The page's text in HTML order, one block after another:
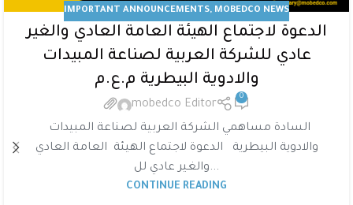
IMPORTANT ANNOUNCEMENTS, MOBEDCO NEWS
الدعوة لاجتماع الهيئة العامة العادي والغير
عادي للشركة العربية لصناعة المبيدات
والادوية البيطرية م.ع.م
mobedco Editor
0
والادوية البيطرية الدعوة لاجتماع الهيئة العامة العادي
والغير عادي لل...
CONTINUE READING